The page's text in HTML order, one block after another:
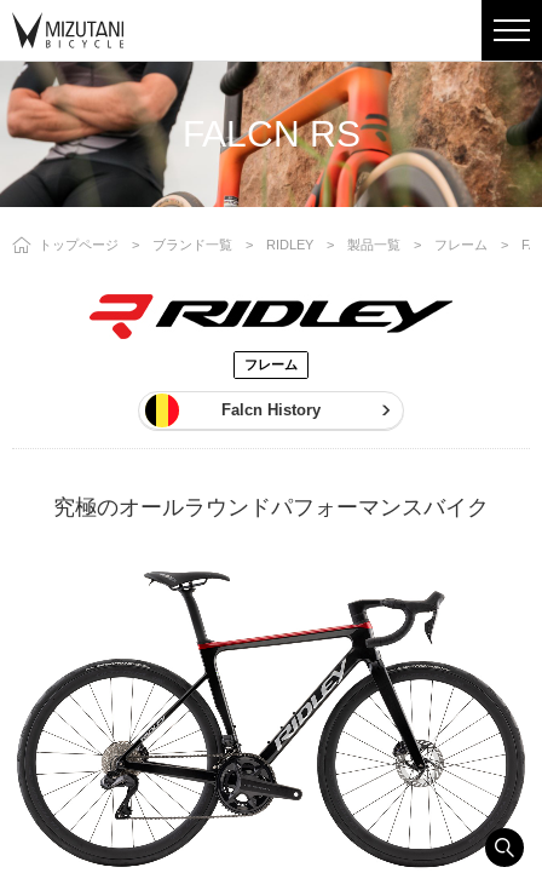
FALCN RS
トップページ ブランド一覧 RIDLEY 製品一覧 フレーム
フレーム
Falcn History
究極のオールラウンドパフォーマンスバイク